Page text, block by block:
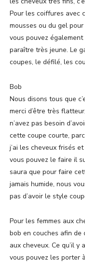
Pour les coiffures avec
mousses ou du gel
vous pouvez
paraître très jeune. Le
coupes, le défilé, les
Bob
Nous disons tous que
merci d’être très
n’avez pas besoin
cette coupe courte,
j’ai les cheveux frisés
vous pouvez le faire il
saura que pour faire
jamais humide, nous
pas d’avoir le style
Pour les femmes aux
bob en couches afin de
aux cheveux. Ce qu’il y
vous pouvez les porter